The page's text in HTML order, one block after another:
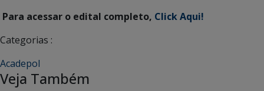
Para acessar o edital completo, Click Aqui!
Categorias :
Acadepol
Veja Também